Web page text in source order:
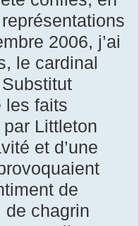
2006, j’ai
le cardinal
les faits
Littleton
et d’une
de
de chagrin